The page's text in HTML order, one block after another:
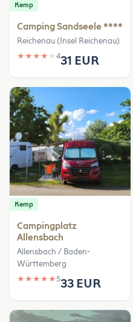
Kemp
Camping Sandseele ****
Reichenau (Insel Reichenau)
★ ★ ★ ★ ★ 431 EUR
Kemp
Campingplatz
Allensbach
Allensbach / Baden-
Württemberg
★ ★ ★ ★ ★533 EUR